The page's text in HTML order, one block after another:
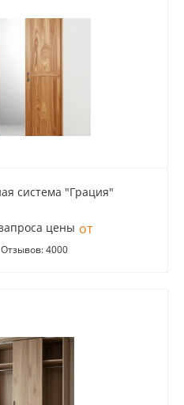
система "Грация"
цены
Отзывов: 4000